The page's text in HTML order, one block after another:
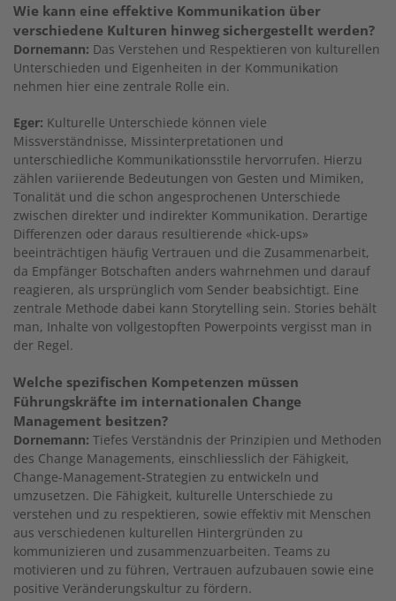
Wie kann eine effektive Kommunikation über
verschiedene Kulturen hinweg sichergestellt werden?
Dornemann: Das Verstehen und Respektieren von kulturellen
Unterschieden und Eigenheiten in der Kommunikation
nehmen hier eine zentrale Rolle ein.
Eger: Kulturelle Unterschiede können viele
Missverständnisse, Missinterpretationen und
unterschiedliche Kommunikationsstile hervorrufen. Hierzu
zählen variierende Bedeutungen von Gesten und Mimiken,
Tonalität und die schon angesprochenen Unterschiede
zwischen direkter und indirekter Kommunikation. Derartige
Differenzen oder daraus resultierende «hick-ups»
beeinträchtigen häufig Vertrauen und die Zusammenarbeit,
da Empfänger Botschaften anders wahrnehmen und darauf
reagieren, als ursprünglich vom Sender beabsichtigt. Eine
zentrale Methode dabei kann Storytelling sein. Stories behält
man, Inhalte von vollgestopften Powerpoints vergisst man in
der Regel.
Welche spezifischen Kompetenzen müssen
Führungskräfte im internationalen Change
Management besitzen?
Dornemann: Tiefes Verständnis der Prinzipien und Methoden
des Change Managements, einschliesslich der Fähigkeit,
Change-Management-Strategien zu entwickeln und
umzusetzen. Die Fähigkeit, kulturelle Unterschiede zu
verstehen und zu respektieren, sowie effektiv mit Menschen
aus verschiedenen kulturellen Hintergründen zu
kommunizieren und zusammenzuarbeiten. Teams zu
motivieren und zu führen, Ver­trauen aufzubauen sowie eine
positive Veränderungskultur zu fördern.